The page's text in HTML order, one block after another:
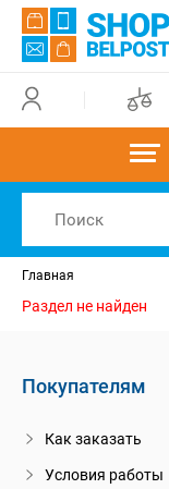
Главная
Раздел не найден
Покупателям
Как заказать
Условия работы